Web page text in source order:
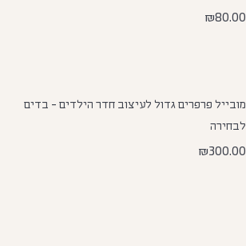
₪80.00
מובייל פרפרים גדול לעיצוב חדר הילדים - בדים
לבחירה
₪300.00